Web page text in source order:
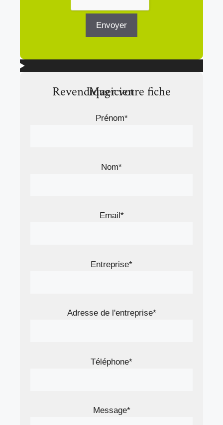
Revendiquer votre fiche Magicien
Prénom*
Nom*
Email*
Entreprise*
Adresse de l'entreprise*
Téléphone*
Message*